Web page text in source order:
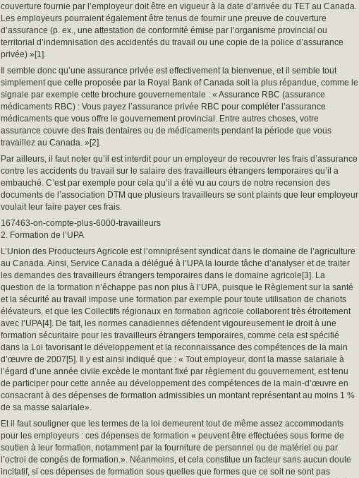
couverture fournie par l’employeur doit être en vigueur à la date d’arrivée du TET au Canada.
Les employeurs pourraient également être tenus de fournir une preuve de couverture
d’assurance (p. ex., une attestation de conformité émise par l’organisme provincial ou
territorial d’indemnisation des accidentés du travail ou une copie de la police d’assurance
privée) »[1].
Il semble donc qu’une assurance privée est effectivement la bienvenue, et il semble tout
simplement que celle proposée par la Royal Bank of Canada soit la plus répandue, comme le
signale par exemple cette brochure gouvernementale : « Assurance RBC (assurance
médicaments RBC) : Vous payez l’assurance privée RBC pour compléter l’assurance
médicaments que vous offre le gouvernement provincial. Entre autres choses, votre
assurance couvre des frais dentaires ou de médicaments pendant la période que vous
travaillez au Canada. »[2].
Par ailleurs, il faut noter qu’il est interdit pour un employeur de recouvrer les frais d’assurance
contre les accidents du travail sur le salaire des travailleurs étrangers temporaires qu’il a
embauché. C’est par exemple pour cela qu’il a été vu au cours de notre recension des
documents de l’association DTM que plusieurs travailleurs se sont plaints que leur employeur
voulait leur faire payer ces frais.
167463-on-compte-plus-6000-travailleurs
2. Formation de l’UPA
L’Union des Producteurs Agricole est l’omniprésent syndicat dans le domaine de l’agriculture
au Canada. Ainsi, Service Canada a délégué à l’UPA la lourde tâche d’analyser et de traiter
les demandes des travailleurs étrangers temporaires dans le domaine agricole[3]. La
question de la formation n’échappe pas non plus à l’UPA, puisque le Règlement sur la santé
et la sécurité au travail impose une formation par exemple pour toute utilisation de chariots
élévateurs, et que les Collectifs régionaux en formation agricole collaborent très étroitement
avec l’UPA[4]. De fait, les normes canadiennes défendent vigoureusement le droit à une
formation sécuritaire pour les travailleurs étrangers temporaires, comme cela est spécifié
dans la Loi favorisant le développement et la reconnaissance des compétences de la main
d’œuvre de 2007[5]. Il y est ainsi indiqué que : « Tout employeur, dont la masse salariale à
l’égard d’une année civile excède le montant fixé par règlement du gouvernement, est tenu
de participer pour cette année au développement des compétences de la main-d’œuvre en
consacrant à des dépenses de formation admissibles un montant représentant au moins 1 %
de sa masse salariale».
Et il faut souligner que les termes de la loi demeurent tout de même assez accommodants
pour les employeurs : ces dépenses de formation « peuvent être effectuées sous forme de
soutien à leur formation, notamment par la fourniture de personnel ou de matériel ou par
l’octroi de congés de formation.». Néanmoins, et cela constitue un facteur sans aucun doute
incitatif, si ces dépenses de formation sous quelles que formes que ce soit ne sont pas